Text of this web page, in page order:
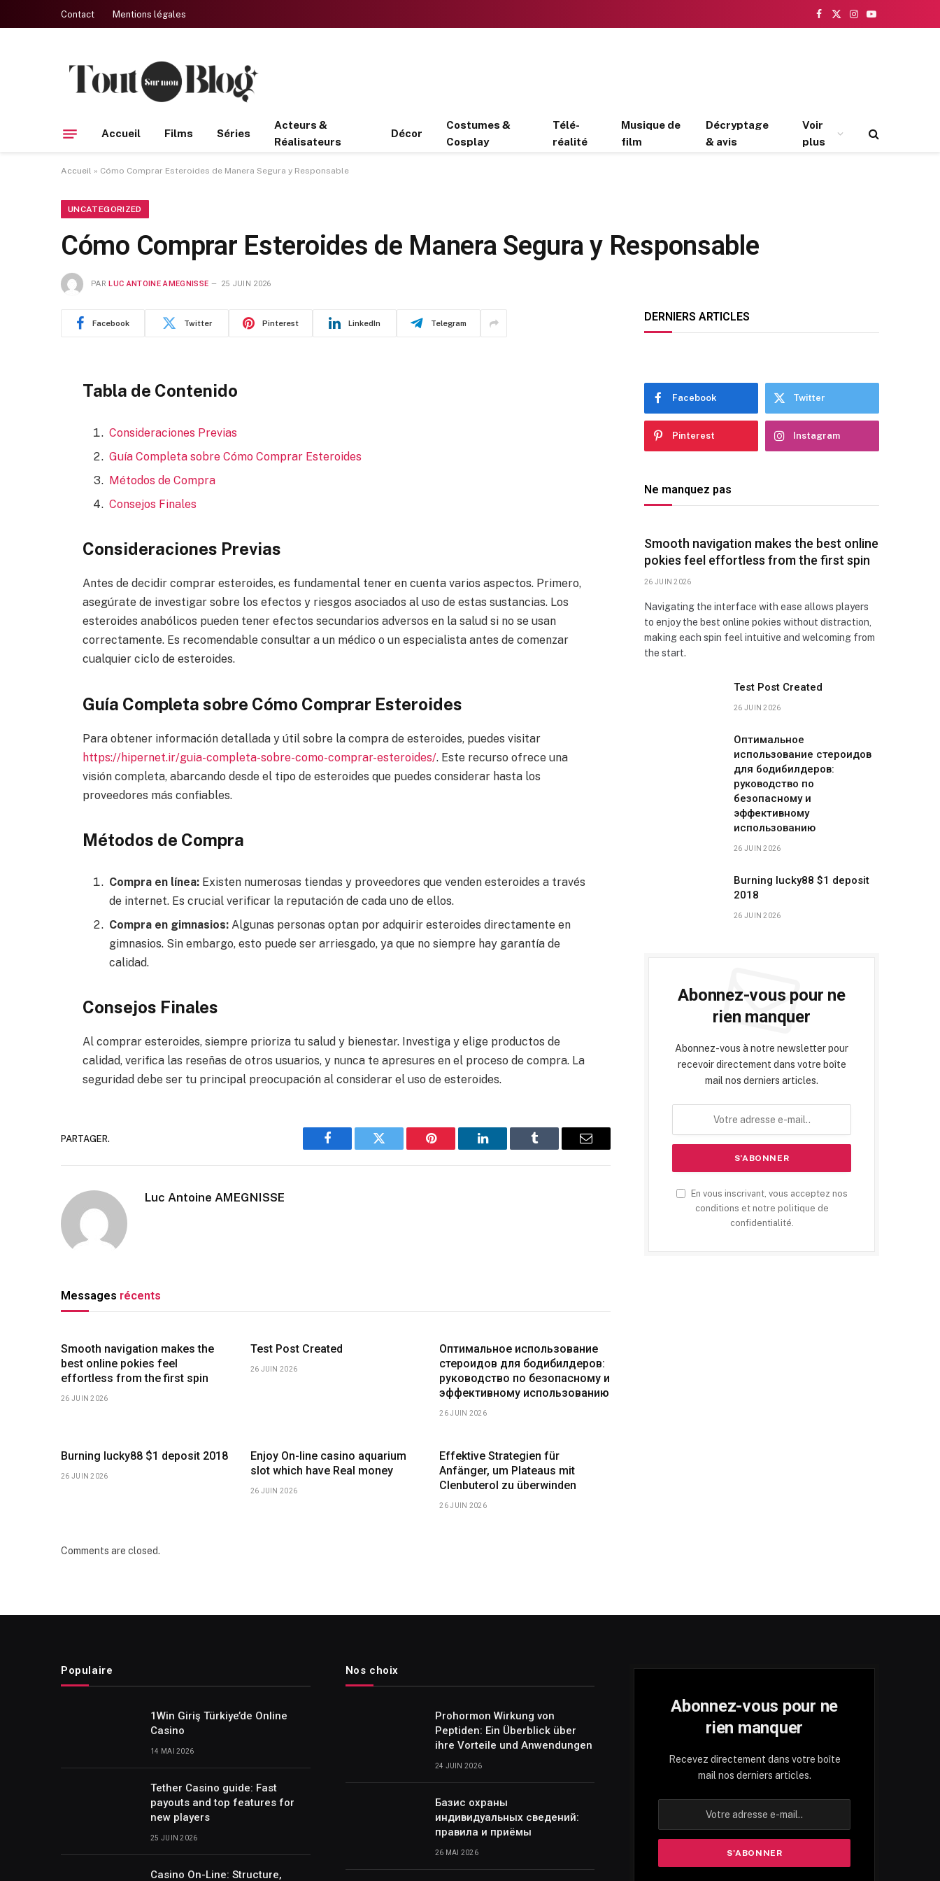
Contact Mentions légales
Facebook
X
Instagram
YouTube
Accueil Films Séries
Acteurs &
Réalisateurs
Décor
Costumes &
Cosplay
Télé-
réalité
Musique de
film
Décryptage
& avis
Voir
plus
Accueil » Cómo Comprar Esteroides de Manera Segura y Responsable
UNCATEGORIZED
Cómo Comprar Esteroides de Manera Segura y Responsable
PAR LUC ANTOINE AMEGNISSE 25 JUIN 2026
Facebook Twitter Pinterest LinkedIn Telegram
Tabla de Contenido
Consideraciones Previas
Guía Completa sobre Cómo Comprar Esteroides
Métodos de Compra
Consejos Finales
Consideraciones Previas
Antes de decidir comprar esteroides, es fundamental tener en cuenta varios aspectos. Primero,
asegúrate de investigar sobre los efectos y riesgos asociados al uso de estas sustancias. Los
esteroides anabólicos pueden tener efectos secundarios adversos en la salud si no se usan
correctamente. Es recomendable consultar a un médico o un especialista antes de comenzar
cualquier ciclo de esteroides.
Guía Completa sobre Cómo Comprar Esteroides
Para obtener información detallada y útil sobre la compra de esteroides, puedes visitar
https://hipernet.ir/guia-completa-sobre-como-comprar-esteroides/. Este recurso ofrece una
visión completa, abarcando desde el tipo de esteroides que puedes considerar hasta los
proveedores más confiables.
Métodos de Compra
Compra en línea:Existen numerosas tiendas y proveedores que venden esteroides a través
de internet. Es crucial verificar la reputación de cada uno de ellos.
Compra en gimnasios:Algunas personas optan por adquirir esteroides directamente en
gimnasios. Sin embargo, esto puede ser arriesgado, ya que no siempre hay garantía de
calidad.
Consejos Finales
Al comprar esteroides, siempre prioriza tu salud y bienestar. Investiga y elige productos de
calidad, verifica las reseñas de otros usuarios, y nunca te apresures en el proceso de compra. La
seguridad debe ser tu principal preocupación al considerar el uso de esteroides.
PARTAGER.
Facebook Twitter Pinterest LinkedIn Tumblr Email
Luc Antoine AMEGNISSE
Messages récents
Smooth navigation makes the
best online pokies feel
effortless from the first spin
26 JUIN 2026
Test Post Created
26 JUIN 2026
Оптимальное использование
стероидов для бодибилдеров:
руководство по безопасному и
эффективному использованию
26 JUIN 2026
Burning lucky88 $1 deposit 2018
26 JUIN 2026
Enjoy On-line casino aquarium
slot which have Real money
26 JUIN 2026
Effektive Strategien für
Anfänger, um Plateaus mit
Clenbuterol zu überwinden
26 JUIN 2026
Comments are closed.
DERNIERS ARTICLES
Facebook Twitter
Pinterest Instagram
Ne manquez pas
Smooth navigation makes the best online
pokies feel effortless from the first spin
26 JUIN 2026
Navigating the interface with ease allows players
to enjoy the best online pokies without distraction,
making each spin feel intuitive and welcoming from
the start.
Test Post Created
26 JUIN 2026
Оптимальное
использование стероидов
для бодибилдеров:
руководство по
безопасному и
эффективному
использованию
26 JUIN 2026
Burning lucky88 $1 deposit
2018
26 JUIN 2026
Abonnez-vous pour ne
rien manquer
Abonnez-vous à notre newsletter pour
recevoir directement dans votre boîte
mail nos derniers articles.
En vous inscrivant, vous acceptez nos
conditions et notre politique de
confidentialité.
Populaire
1Win Giriş Türkiye’de Online
Casino
14 MAI 2026
Tether Casino guide: Fast
payouts and top features for
new players
25 JUIN 2026
Casino On-Line: Structure,
Nos choix
Prohormon Wirkung von
Peptiden: Ein Überblick über
ihre Vorteile und Anwendungen
24 JUIN 2026
Базис охраны
индивидуальных сведений:
правила и приёмы
26 MAI 2026
Abonnez-vous pour ne
rien manquer
Recevez directement dans votre boîte
mail nos derniers articles.